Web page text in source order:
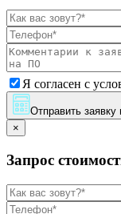
Я согласен с
Отправить заявку
×
Запрос